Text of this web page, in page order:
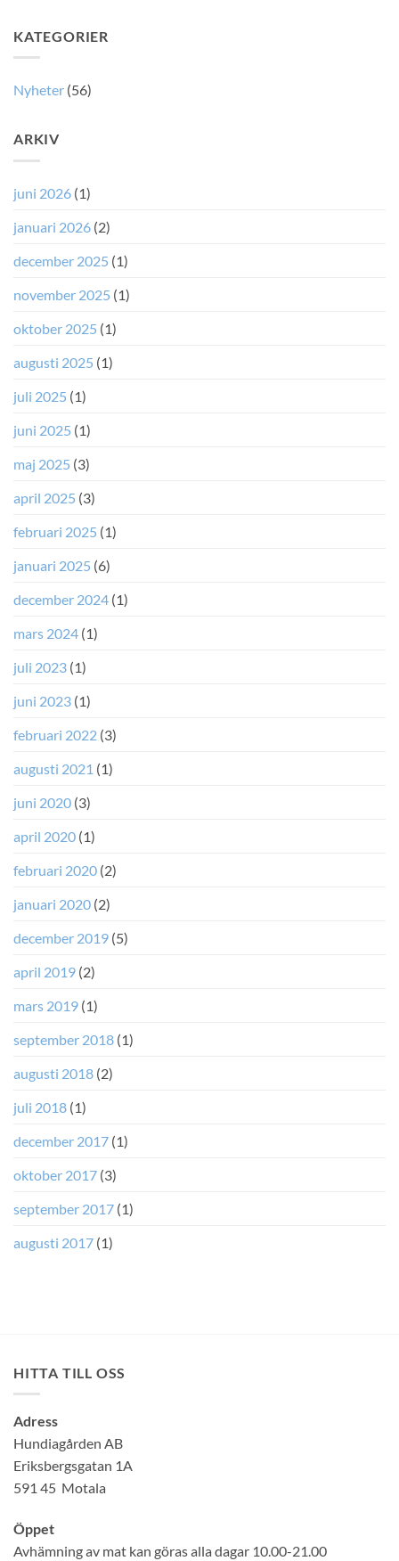
KATEGORIER
Nyheter (56)
ARKIV
juni 2026 (1)
januari 2026 (2)
december 2025 (1)
november 2025 (1)
oktober 2025 (1)
augusti 2025 (1)
juli 2025 (1)
juni 2025 (1)
maj 2025 (3)
april 2025 (3)
februari 2025 (1)
januari 2025 (6)
december 2024 (1)
mars 2024 (1)
juli 2023 (1)
juni 2023 (1)
februari 2022 (3)
augusti 2021 (1)
juni 2020 (3)
april 2020 (1)
februari 2020 (2)
januari 2020 (2)
december 2019 (5)
april 2019 (2)
mars 2019 (1)
september 2018 (1)
augusti 2018 (2)
juli 2018 (1)
december 2017 (1)
oktober 2017 (3)
september 2017 (1)
augusti 2017 (1)
HITTA TILL OSS
Adress
Hundiagården AB
Eriksbergsgatan 1A
591 45 Motala
Öppet
Avhämning av mat kan göras alla dagar 10.00-21.00